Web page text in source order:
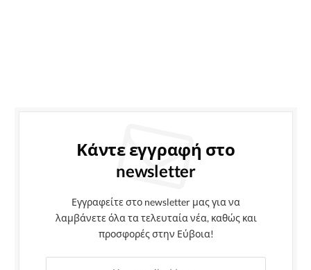
Κάντε εγγραφή στο
newsletter
Εγγραφείτε στο newsletter μας για να
λαμβάνετε όλα τα τελευταία νέα, καθώς και
προσφορές στην Εύβοια!